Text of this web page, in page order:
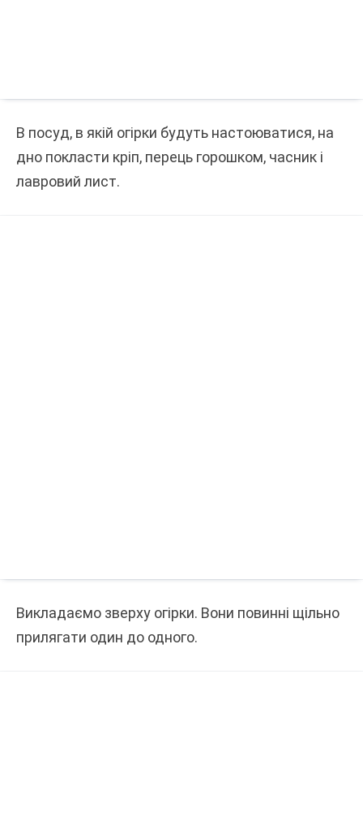
В посуд, в якій огірки будуть настоюватися, на
дно покласти кріп, перець горошком, часник і
лавровий лист.
Викладаємо зверху огірки. Вони повинні щільно
прилягати один до одного.